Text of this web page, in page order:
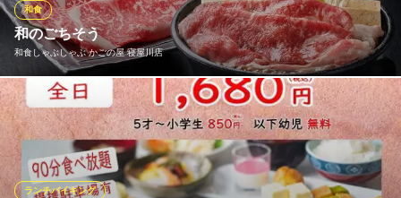
和のごちそう
和食しゃぶしゃぶ かごの屋 寝屋川店
和食
かごの屋自慢の季節彩るメニューが勢揃い！和のごちそうを是非
ともお楽しみください。
和食しゃぶしゃぶ かごの屋 寝屋川店
和食しゃぶしゃぶ
ランチバイキング